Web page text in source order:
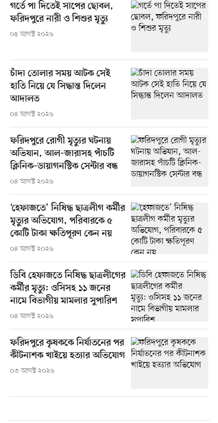
গর্তে পা দিতেই সাপের ছোবল,
ফরিদপুরে নারী ও শিশুর মৃত্যু
০৫ আগস্ট ২০২৬
চাঁদা তোলার সময় আটক সেই
হাতি নিয়ে যে সিদ্ধান্ত দিলেন
আদালত
০৪ আগস্ট ২০২৬
ফরিদপুরে রোগী মৃত্যুর ঘটনায়
অভিযান, আল-জারাসহ পাঁচটি
ক্লিনিক-ডায়াগনস্টিক সেন্টার বন্ধ
০৪ আগস্ট ২০২৬
‘হেফাজতে’ নিষিদ্ধ ছাত্রলীগ কর্মীর
মৃত্যুর অভিযোগ, পরিবারকে ৫
কোটি টাকা ক্ষতিপূরণ কেন নয়
০৪ আগস্ট ২০২৬
ডিবি হেফাজতে নিষিদ্ধ ছাত্রলীগের
কর্মীর মৃত্যু: ওসিসহ ১১ জনের
নামে বিভাগীয় মামলার সুপারিশ
০৪ আগস্ট ২০২৬
ফরিদপুরে কৃষককে নির্যাতনের পর
কীটনাশক খাইয়ে হত্যার অভিযোগ
০৩ আগস্ট ২০২৬